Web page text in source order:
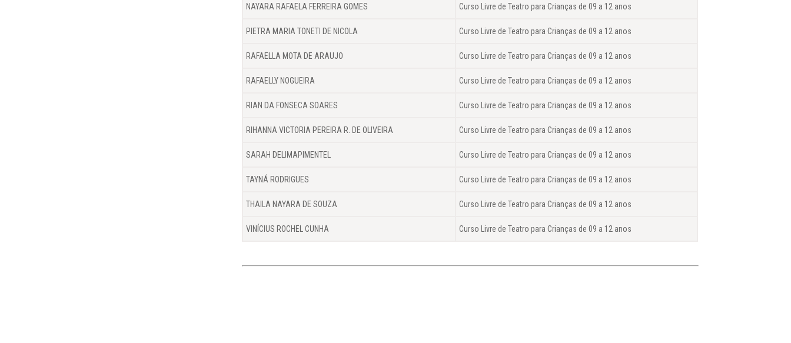
NAYARA RAFAELA FERREIRA GOMES Curso Livre de Teatro para Crianças de 09 a 12 anos
PIETRA MARIA TONETI DE NICOLA Curso Livre de Teatro para Crianças de 09 a 12 anos
RAFAELLA MOTA DE ARAUJO Curso Livre de Teatro para Crianças de 09 a 12 anos
RAFAELLY NOGUEIRA Curso Livre de Teatro para Crianças de 09 a 12 anos
RIAN DA FONSECA SOARES Curso Livre de Teatro para Crianças de 09 a 12 anos
RIHANNA VICTORIA PEREIRA R. DE OLIVEIRA Curso Livre de Teatro para Crianças de 09 a 12 anos
SARAH DELIMAPIMENTEL Curso Livre de Teatro para Crianças de 09 a 12 anos
TAYNÁ RODRIGUES Curso Livre de Teatro para Crianças de 09 a 12 anos
THAILA NAYARA DE SOUZA Curso Livre de Teatro para Crianças de 09 a 12 anos
VINÍCIUS ROCHEL CUNHA Curso Livre de Teatro para Crianças de 09 a 12 anos